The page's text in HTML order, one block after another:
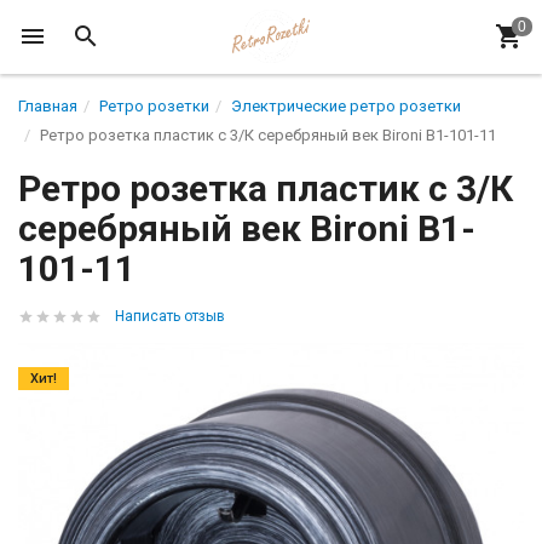
Главная Ретро розетки
Электрические ретро розетки
Ретро розетка пластик с 3/К серебряный век Bironi B1-101-11
Ретро розетка пластик с 3/К
серебряный век Bironi B1-
101-11
Написать отзыв
Хит!